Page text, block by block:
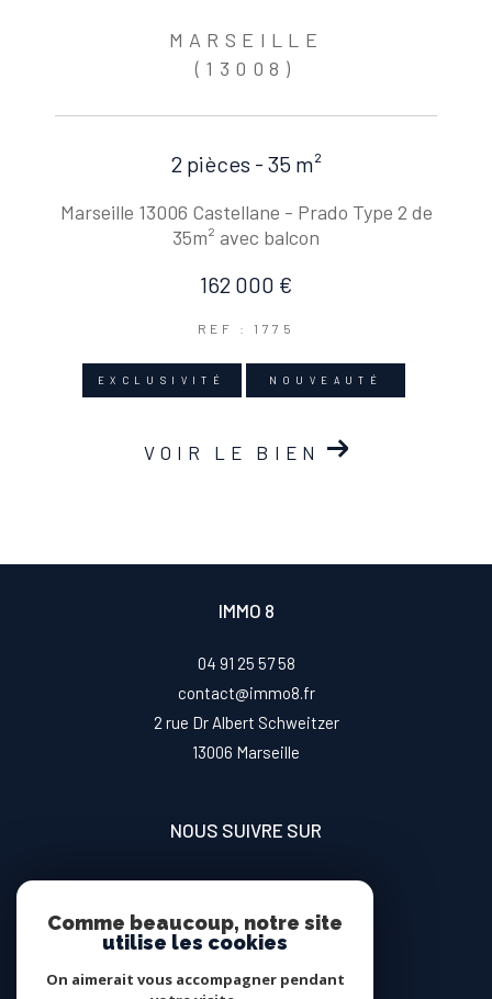
MARSEILLE
(13008)
2 pièces - 35 m²
Marseille 13006 Castellane - Prado Type 2 de
35m² avec balcon
162 000 €
REF : 1775
EXCLUSIVITÉ NOUVEAUTÉ
VOIR LE BIEN
IMMO 8
04 91 25 57 58
contact@immo8.fr
2 rue Dr Albert Schweitzer
13006
marseille
NOUS SUIVRE SUR
Comme beaucoup, notre site
utilise les cookies
On aimerait vous accompagner pendant